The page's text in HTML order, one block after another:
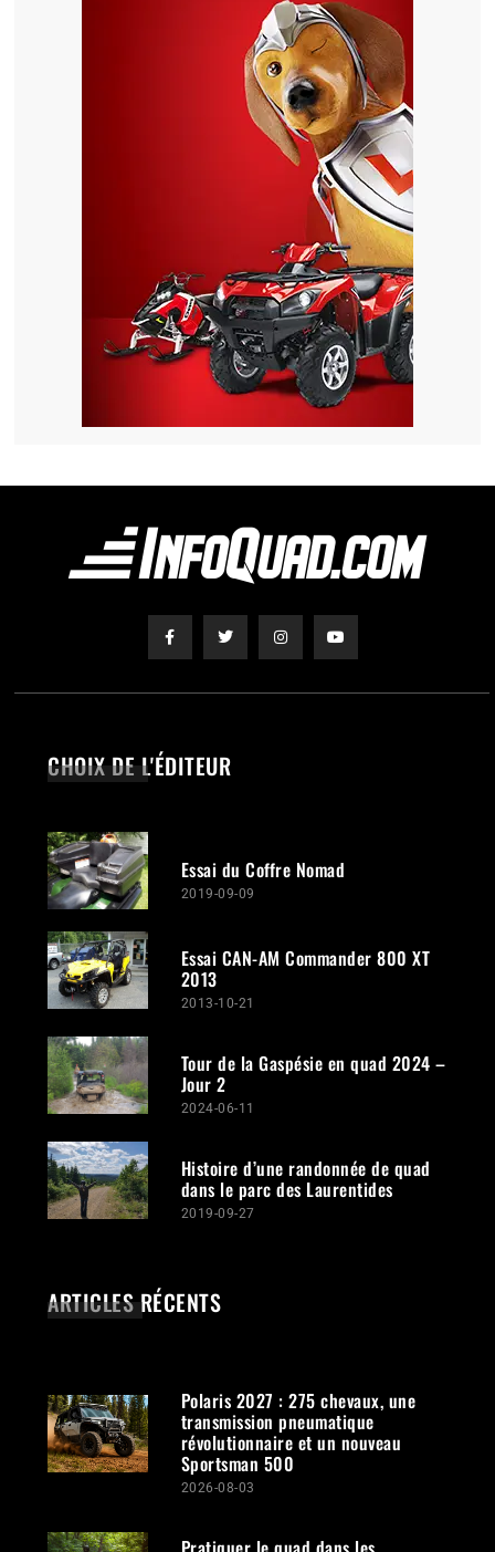
CHOIX DE L'ÉDITEUR
Essai du Coffre Nomad
2019-09-09
Essai CAN-AM Commander 800 XT
2013
2013-10-21
Tour de la Gaspésie en quad 2024 –
Jour 2
2024-06-11
Histoire d’une randonnée de quad
dans le parc des Laurentides
2019-09-27
ARTICLES RÉCENTS
Polaris 2027 : 275 chevaux, une
transmission pneumatique
révolutionnaire et un nouveau
Sportsman 500
2026-08-03